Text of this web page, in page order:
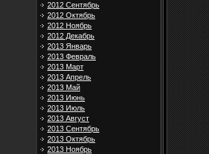
2012 Сентябрь
2012 Октябрь
2012 Ноябрь
2012 Декабрь
2013 Январь
2013 Февраль
2013 Март
2013 Апрель
2013 Май
2013 Июнь
2013 Июль
2013 Август
2013 Сентябрь
2013 Октябрь
2013 Ноябрь